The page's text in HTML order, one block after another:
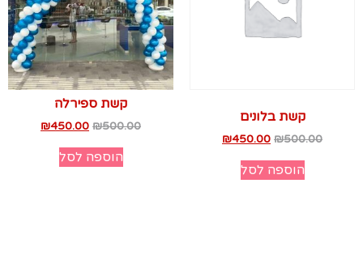
קשת בלונים
₪500.00
₪450.00
הוספה לסל
קשת ספירלה
₪500.00
₪450.00
הוספה לסל